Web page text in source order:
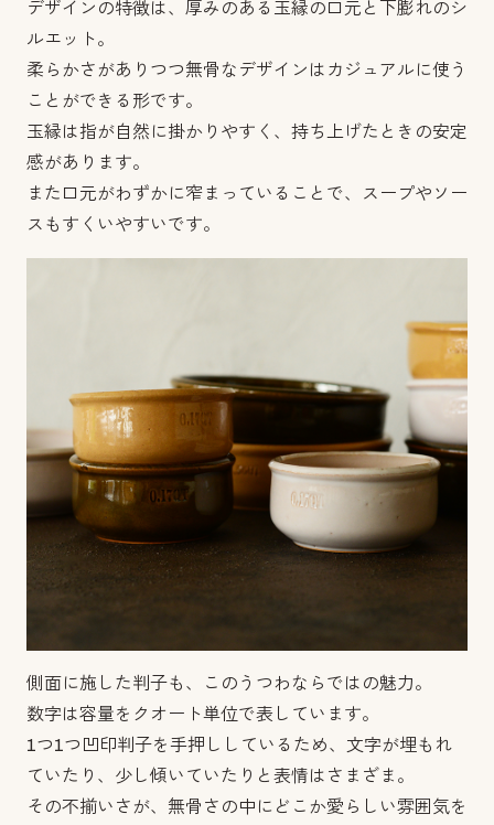
デザインの特徴は、厚みのある玉縁の口元と下膨れのシ
ルエット。
柔らかさがありつつ無骨なデザインはカジュアルに使う
ことができる形です。
玉縁は指が自然に掛かりやすく、持ち上げたときの安定
感があります。
また口元がわずかに窄まっていることで、スープやソー
スもすくいやすいです。
側面に施した判子も、このうつわならではの魅力。
数字は容量をクオート単位で表しています。
1つ1つ凹印判子を手押ししているため、文字が埋もれ
ていたり、少し傾いていたりと表情はさまざま。
その不揃いさが、無骨さの中にどこか愛らしい雰囲気を